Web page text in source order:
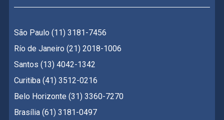
São Paulo (11) 3181-7456
Río de Janeiro (21) 2018-1006
Santos (13) 4042-1342
Curitiba (41) 3512-0216
Belo Horizonte (31) 3360-7270
Brasília (61) 3181-0497